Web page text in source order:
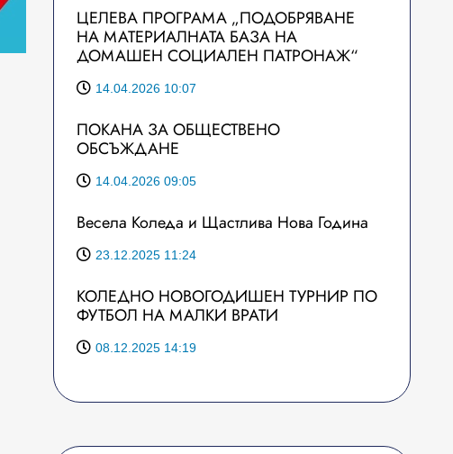
ЦЕЛЕВА ПРОГРАМА „ПОДОБРЯВАНЕ
НА МАТЕРИАЛНАТА БАЗА НА
ДОМАШЕН СОЦИАЛЕН ПАТРОНАЖ“
14.04.2026 10:07
ПОКАНА ЗА ОБЩЕСТВЕНО
ОБСЪЖДАНЕ
14.04.2026 09:05
Весела Коледа и Щастлива Нова Година
23.12.2025 11:24
КОЛЕДНО НОВОГОДИШЕН ТУРНИР ПО
ФУТБОЛ НА МАЛКИ ВРАТИ
08.12.2025 14:19